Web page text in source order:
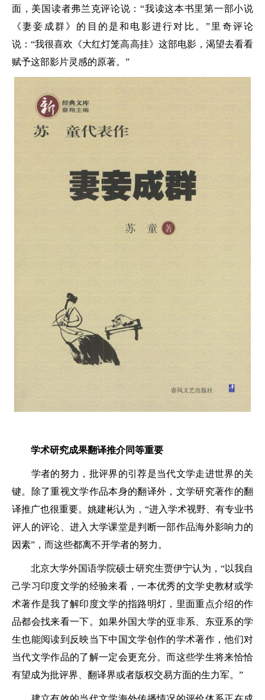
面，美国读者弗兰克评论说：“我读这本书里第一部小说
《妻妾成群》的目的是和电影进行对比。”里奇评论
说：“我很喜欢《大红灯笼高高挂》这部电影，渴望去看看
赋予这部影片灵感的原著。”
学术研究成果翻译推介同等重要
学者的努力，批评界的引荐是当代文学走进世界的关
键。除了重视文学作品本身的翻译外，文学研究著作的翻
译推广也很重要。姚建彬认为，“进入学术视野、有专业书
评人的评论、进入大学课堂是判断一部作品海外影响力的
因素”，而这些都离不开学者的努力。
北京大学外国语学院硕士研究生贾伊宁认为，“以我自
己学习印度文学的经验来看，一本优秀的文学史教材或学
术著作是我了解印度文学的指路明灯，里面重点介绍的作
品都会找来看一下。如果外国大学的亚非系、东亚系的学
生也能阅读到反映当下中国文学创作的学术著作，他们对
当代文学作品的了解一定会更充分。而这些学生将来恰恰
有望成为批评界、翻译界或者版权交易方面的生力军。”